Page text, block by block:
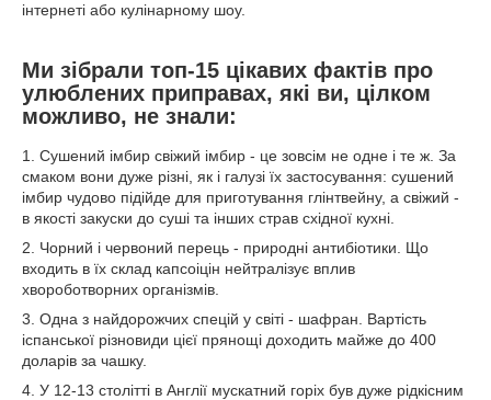
інтернеті або кулінарному шоу.
Ми зібрали топ-15 цікавих фактів про
улюблених приправах, які ви, цілком
можливо, не знали:
1. Сушений імбир свіжий імбир - це зовсім не одне і те ж. За
смаком вони дуже різні, як і галузі їх застосування: сушений
імбир чудово підійде для приготування глінтвейну, а свіжий -
в якості закуски до суші та інших страв східної кухні.
2. Чорний і червоний перець - природні антибіотики. Що
входить в їх склад капсоіцін нейтралізує вплив
хвороботворних організмів.
3. Одна з найдорожчих спецій у світі - шафран. Вартість
іспанської різновиди цієї прянощі доходить майже до 400
доларів за чашку.
4. У 12-13 столітті в Англії мускатний горіх був дуже рідкісним